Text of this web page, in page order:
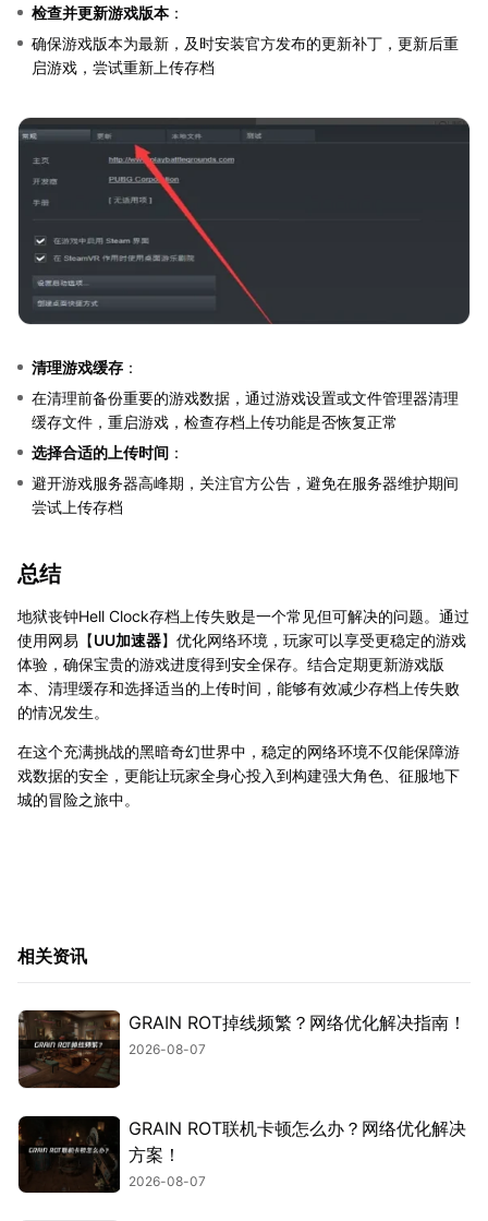
检查并更新游戏版本：
确保游戏版本为最新，及时安装官方发布的更新补丁，更新后重
启游戏，尝试重新上传存档
清理游戏缓存 ：
在清理前备份重要的游戏数据，通过游戏设置或文件管理器清理
缓存文件，重启游戏，检查存档上传功能是否恢复正常
选择合适的上传时间 ：
避开游戏服务器高峰期，关注官方公告，避免在服务器维护期间
尝试上传存档
总结
地狱丧钟Hell Clock存档上传失败是一个常见但可解决的问题。通过
使用网易【UU加速器】优化网络环境，玩家可以享受更稳定的游戏
体验，确保宝贵的游戏进度得到安全保存。结合定期更新游戏版
本、清理缓存和选择适当的上传时间，能够有效减少存档上传失败
的情况发生。
在这个充满挑战的黑暗奇幻世界中，稳定的网络环境不仅能保障游
戏数据的安全，更能让玩家全身心投入到构建强大角色、征服地下
城的冒险之旅中。
相关资讯
GRAIN ROT掉线频繁？网络优化解决指南！
2026-08-07
GRAIN ROT联机卡顿怎么办？网络优化解决
方案！
2026-08-07